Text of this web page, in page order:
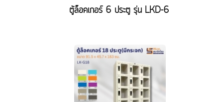
ตู้ล็อคเกอร์ 6 ประตู รุ่น LKD-6